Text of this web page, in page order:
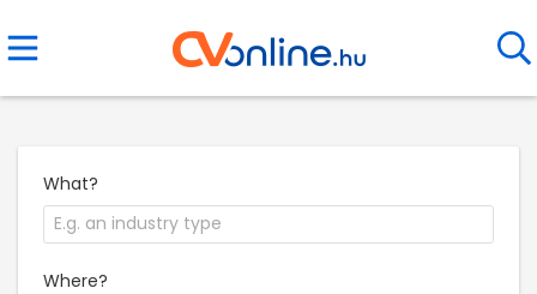
What?
Where?